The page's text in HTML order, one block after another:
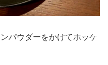
パウダーをかけてホッケ